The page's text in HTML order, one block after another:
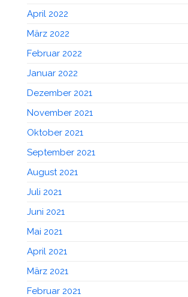
April 2022
März 2022
Februar 2022
Januar 2022
Dezember 2021
November 2021
Oktober 2021
September 2021
August 2021
Juli 2021
Juni 2021
Mai 2021
April 2021
März 2021
Februar 2021